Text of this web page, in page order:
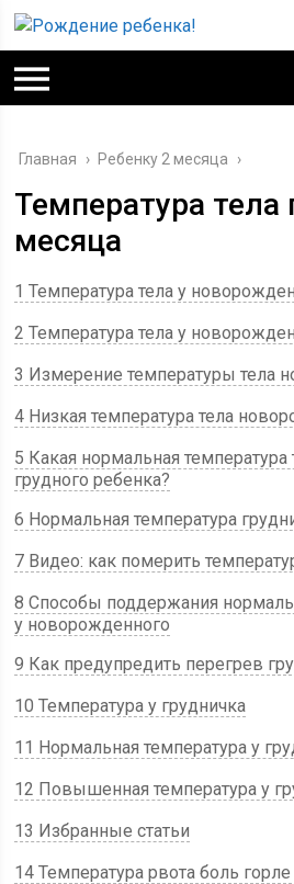
Главная › Ребенку 2 месяца ›
Температура тела
месяца
1 Температура тела у
2 Температура тела у
3 Измерение температуры тела
4 Низкая температура тела
5 Какая нормальная
грудного ребенка?
6 Нормальная температура
7 Видео: как померить
8 Способы поддержания
у новорожденного
9 Как предупредить перегрев
10 Температура у грудничка
11 Нормальная температура у
12 Повышенная температура у
13 Избранные статьи
14 Температура рвота боль